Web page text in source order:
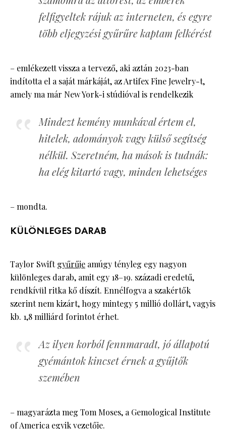
felfigyeltek rájuk az interneten, és egyre
több eljegyzési gyűrűre kaptam felkérést
– emlékezett vissza a tervező, aki aztán 2023-ban
indította el a saját márkáját, az Artifex Fine Jewelry-t,
amely ma már New York-i stúdióval is rendelkezik
Mindezt kemény munkával értem el,
hitelek, adományok vagy külső segítség
nélkül. Szeretném, ha mások is tudnák:
ha elég kitartó vagy, minden lehetséges
– mondta.
KÜLÖNLEGES DARAB
Taylor Swiftgyűrűje amúgy tényleg egy nagyon
különleges darab, amit egy 18–19. századi eredetű,
rendkívül ritka kő díszít. Ennélfogva a szakértők
szerint nem kizárt, hogy mintegy 5 millió dollárt, vagyis
kb. 1,8 milliárd forintot érhet.
Az ilyen korból fennmaradt, jó állapotú
gyémántok kincset érnek a gyűjtők
szemében
– magyarázta meg Tom Moses, a Gemological Institute
of America egyik vezetője.